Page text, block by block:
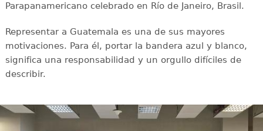
Parapanamericano celebrado en Río de Janeiro, Brasil.
Representar a Guatemala es una de sus mayores
motivaciones. Para él, portar la bandera azul y blanco,
significa una responsabilidad y un orgullo difíciles de
describir.